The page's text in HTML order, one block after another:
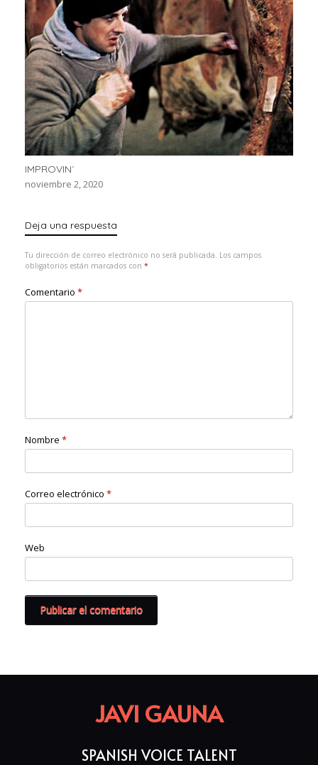
IMPROVIN´
noviembre 2, 2020
Deja una respuesta
Tu dirección de correo electrónico no será publicada. Los campos
obligatorios están marcados con *
Comentario *
Nombre *
Correo electrónico *
Web
JAVI GAUNA
SPANISH VOICE TALENT